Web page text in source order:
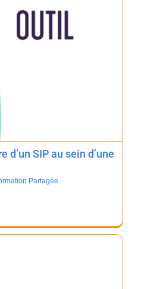
d’un SIP au sein d’une
Partagée